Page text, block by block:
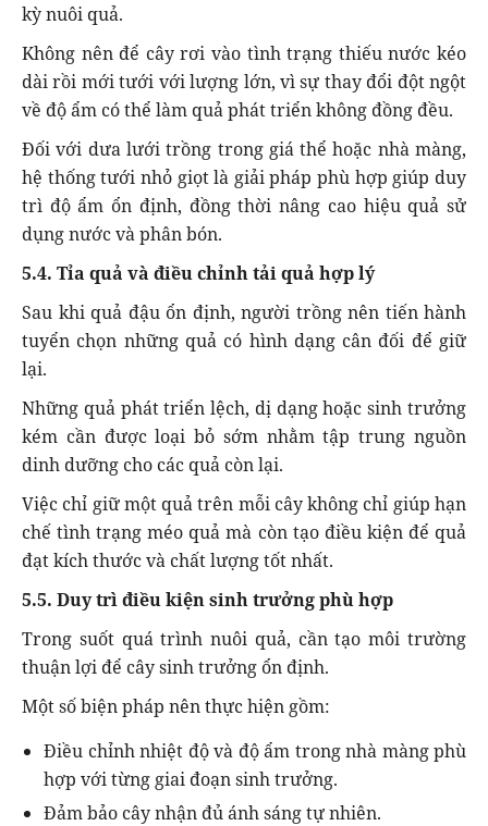
kỳ nuôi quả.
Không nên để cây rơi vào tình trạng thiếu nước kéo
dài rồi mới tưới với lượng lớn, vì sự thay đổi đột ngột
về độ ẩm có thể làm quả phát triển không đồng đều.
Đối với dưa lưới trồng trong giá thể hoặc nhà màng,
hệ thống tưới nhỏ giọt là giải pháp phù hợp giúp duy
trì độ ẩm ổn định, đồng thời nâng cao hiệu quả sử
dụng nước và phân bón.
5.4. Tỉa quả và điều chỉnh tải quả hợp lý
Sau khi quả đậu ổn định, người trồng nên tiến hành
tuyển chọn những quả có hình dạng cân đối để giữ
lại.
Những quả phát triển lệch, dị dạng hoặc sinh trưởng
kém cần được loại bỏ sớm nhằm tập trung nguồn
dinh dưỡng cho các quả còn lại.
Việc chỉ giữ một quả trên mỗi cây không chỉ giúp hạn
chế tình trạng méo quả mà còn tạo điều kiện để quả
đạt kích thước và chất lượng tốt nhất.
5.5. Duy trì điều kiện sinh trưởng phù hợp
Trong suốt quá trình nuôi quả, cần tạo môi trường
thuận lợi để cây sinh trưởng ổn định.
Một số biện pháp nên thực hiện gồm:
Điều chỉnh nhiệt độ và độ ẩm trong nhà màng phù
hợp với từng giai đoạn sinh trưởng.
Đảm bảo cây nhận đủ ánh sáng tự nhiên.